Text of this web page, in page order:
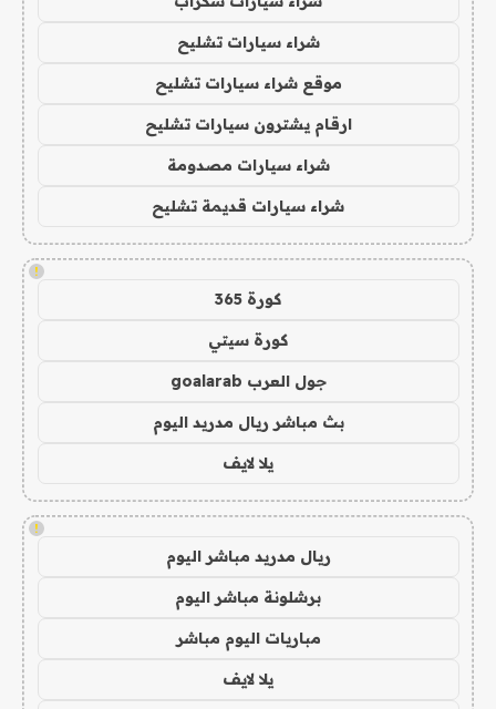
شراء سيارات تشليح
موقع شراء سيارات تشليح
ارقام يشترون سيارات تشليح
شراء سيارات مصدومة
شراء سيارات قديمة تشليح
!
كورة 365
كورة سيتي
جول العرب goalarab
بث مباشر ريال مدريد اليوم
يلا لايف
!
ريال مدريد مباشر اليوم
برشلونة مباشر اليوم
مباريات اليوم مباشر
يلا لايف